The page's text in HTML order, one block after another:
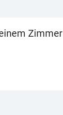
Zimmer